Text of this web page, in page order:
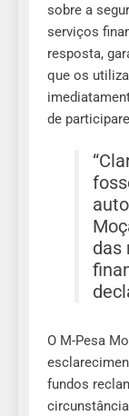
sobre a
serviços
resposta,
que os
de
das
O M-Pesa
fundos